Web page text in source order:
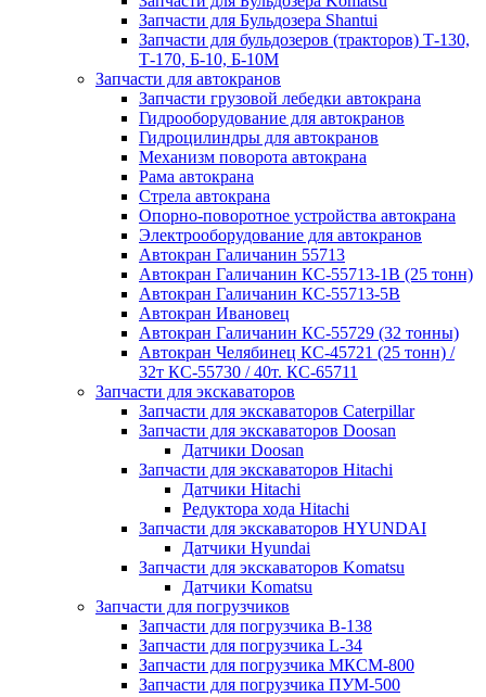
Запчасти для Бульдозера Shantui
Запчасти для бульдозеров (тракторов) Т-130,
Т-170, Б-10, Б-10М
Запчасти для автокранов
Запчасти грузовой лебедки автокрана
Гидрооборудование для автокранов
Гидроцилиндры для автокранов
Механизм поворота автокрана
Рама автокрана
Стрела автокрана
Опорно-поворотное устройства автокрана
Электрооборудование для автокранов
Автокран Галичанин 55713
Автокран Галичанин КС-55713-1В (25 тонн)
Автокран Галичанин КС-55713-5В
Автокран Ивановец
Автокран Галичанин КС-55729 (32 тонны)
Автокран Челябинец КС-45721 (25 тонн) /
32т КС-55730 / 40т. КС-65711
Запчасти для экскаваторов
Запчасти для экскаваторов Caterpillar
Запчасти для экскаваторов Doosan
Датчики Doosan
Запчасти для экскаваторов Hitachi
Датчики Hitachi
Редуктора хода Hitachi
Запчасти для экскаваторов HYUNDAI
Датчики Hyundai
Запчасти для экскаваторов Komatsu
Датчики Komatsu
Запчасти для погрузчиков
Запчасти для погрузчика B-138
Запчасти для погрузчика L-34
Запчасти для погрузчика МКСМ-800
Запчасти для погрузчика ПУМ-500